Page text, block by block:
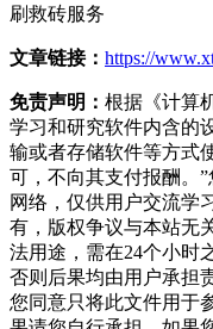
刷救砖服务
文章链接： https://
免责声明： 根据《计算
学习和研究软件内含的
输或者存储软件等方式
可，不向其支付报酬。
网络，仅供用户交流学
有，版权争议与本站无
法用途，需在24个小时
否则后果均由用户承担
您同意只将此文件用于